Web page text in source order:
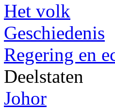
Het volk
Geschiedenis
Regering en
Deelstaten
Johor